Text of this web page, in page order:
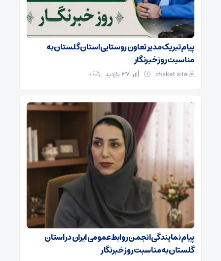
پیام تبریک مدیر تعاون روستایی استان گلستان به
مناسبت روز خبرنگار
zhaket site ۰
پیام نمایندگی انجمن روابط‌عمومی ایران در استان
گلستان به مناسبت روز خبرنگار